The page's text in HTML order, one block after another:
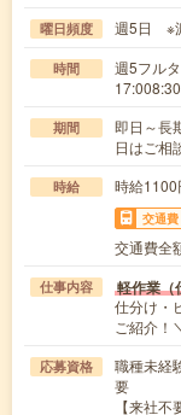
曜日頻度 週5日 ※
時間
週5フル
期間
即日～長
日はご相
時給 時給
交通費
交通費全
仕事内容 軽作業（
仕分け・
ご紹介！
応募資格
職種未経
要
【来社